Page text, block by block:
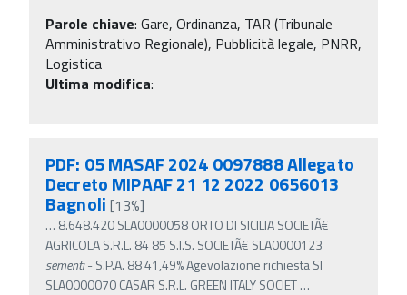
Parole chiave: Gare, Ordinanza, TAR (Tribunale
Amministrativo Regionale), Pubblicità legale, PNRR,
Logistica
Ultima modifica:
PDF: 05 MASAF 2024 0097888 Allegato
Decreto MIPAAF 21 12 2022 0656013
Bagnoli [13%]
… 8.648.420 SLA0000058 ORTO DI SICILIA SOCIETÃ€
AGRICOLA S.R.L. 84 85 S.I.S. SOCIETÃ€ SLA0000123
sementi- S.P.A. 88 41,49% Agevolazione richiesta SI
SLA0000070 CASAR S.R.L. GREEN ITALY SOCIET…